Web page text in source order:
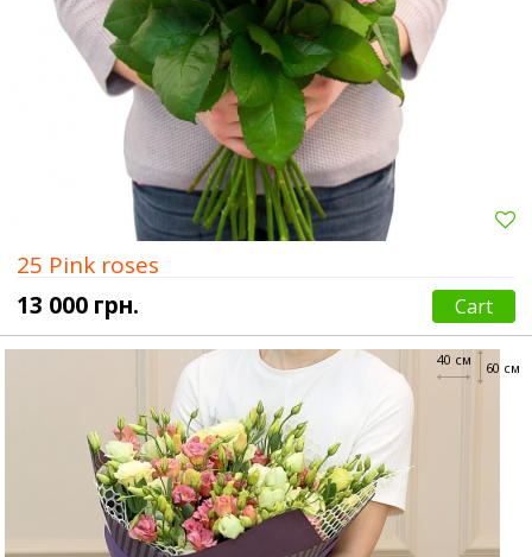
25 Pink roses
13 000 грн.
Cart
60 см
40 см